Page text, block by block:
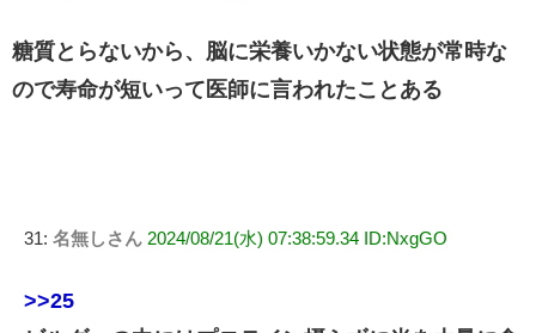
糖質とらないから、脳に栄養いかない状態が常時な
ので寿命が短いって医師に言われたことある
31: 名無しさん 2024/08/21(水) 07:38:59.34 ID:NxgGO
>>25